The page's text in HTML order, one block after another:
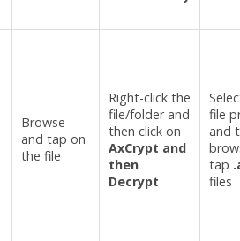
Browse
and tap on
the file
Right-click the
file/folder and
then click on
AxCrypt and
then
Decrypt
file
and
tap
files